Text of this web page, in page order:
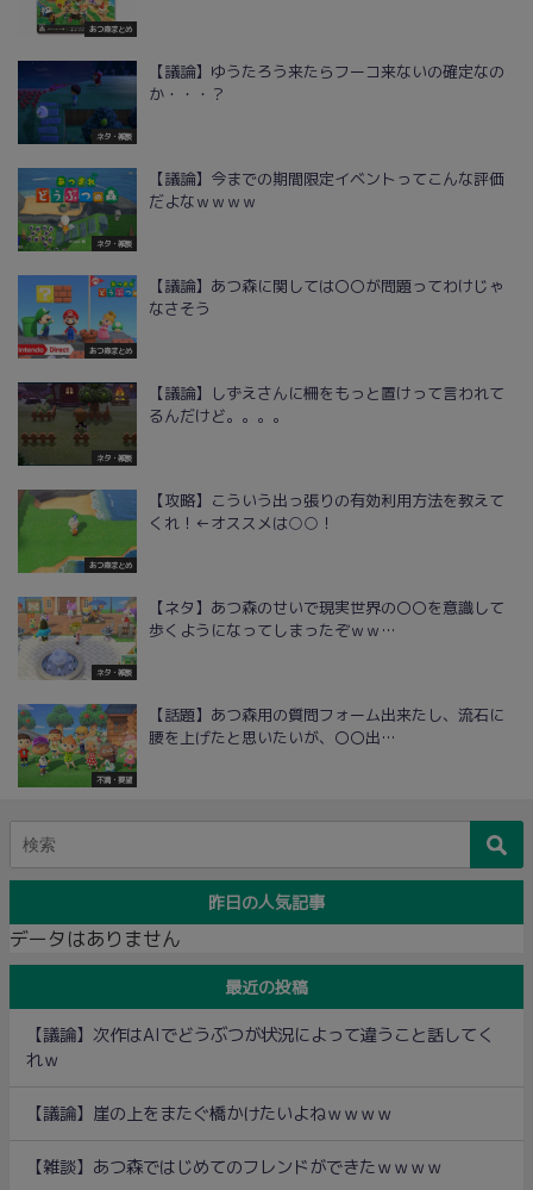
あつ森まとめ
ネタ・雑談
【議論】ゆうたろう来たらフーコ来ないの確定なの
か・・・？
ネタ・雑談
【議論】今までの期間限定イベントってこんな評価
だよなｗｗｗｗ
あつ森まとめ
【議論】あつ森に関しては〇〇が問題ってわけじゃ
なさそう
ネタ・雑談
【議論】しずえさんに柵をもっと置けって言われて
るんだけど。。。。
あつ森まとめ
【攻略】こういう出っ張りの有効利用方法を教えて
くれ！←オススメは○○！
ネタ・雑談
【ネタ】あつ森のせいで現実世界の〇〇を意識して
歩くようになってしまったぞｗｗ…
不満・要望
【話題】あつ森用の質問フォーム出来たし、流石に
腰を上げたと思いたいが、〇〇出…
昨日の人気記事
データはありません
最近の投稿
【議論】次作はAIでどうぶつが状況によって違うこと話してく
れｗ
【議論】崖の上をまたぐ橋かけたいよねｗｗｗｗ
【雑談】あつ森ではじめてのフレンドができたｗｗｗｗ